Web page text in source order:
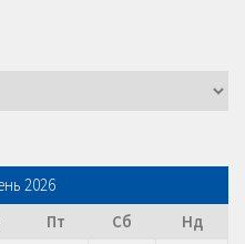
2026
Пт Сб
Нд